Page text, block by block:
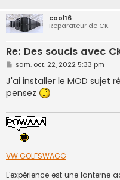
cool16
Reparateur de CK
Re: Des soucis avec
M
s
s
a
e
sam. oct. 22, 2022 5:33 pm
J'ai installer le MOD sujet
pensez
VW.GOLFSWAGG
L'expérience est une lanterne